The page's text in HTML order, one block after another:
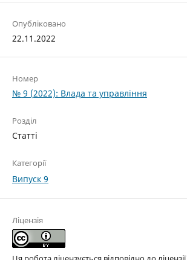
Опубліковано
22.11.2022
Номер
№ 9 (2022): Влада та управління
Розділ
Статті
Категорії
Випуск 9
Ліцензія